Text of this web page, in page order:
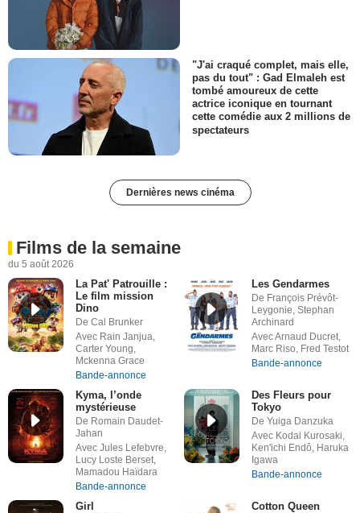
"J'ai craqué complet, mais elle,
pas du tout" : Gad Elmaleh est
tombé amoureux de cette
actrice iconique en tournant
cette comédie aux 2 millions de
spectateurs
Dernières news cinéma
Films de la semaine
du 5 août 2026
La Pat' Patrouille :
Le film mission
Dino
De Cal Brunker
Avec Rain Janjua,
Carter Young,
Mckenna Grace
Bande-annonce
Les Gendarmes
De François Prévôt-
Leygonie, Stephan
Archinard
Avec Arnaud Ducret,
Marc Riso, Fred Testot
Bande-annonce
Kyma, l’onde
mystérieuse
De Romain Daudet-
Jahan
Avec Jules Lefebvre,
Lucy Loste Berset,
Mamadou Haïdara
Bande-annonce
Des Fleurs pour
Tokyo
De Yuiga Danzuka
Avec Kodai Kurosaki,
Ken'ichi Endô, Haruka
Igawa
Bande-annonce
Girl Cotton Queen